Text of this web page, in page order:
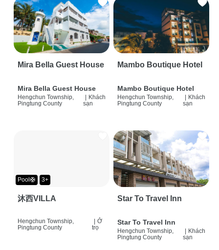
Mira Bella Guest House
Mira Bella Guest House
Hengchun Township,
Pingtung County
Khách
sạn
Mambo Boutique Hotel
Mambo Boutique Hotel
Hengchun Township,
Pingtung County
Khách
sạn
Pool🛟 3+
沐西VILLA
Hengchun Township,
Pingtung County
Ở
trọ
Star To Travel Inn
Star To Travel Inn
Hengchun Township,
Pingtung County
Khách
sạn